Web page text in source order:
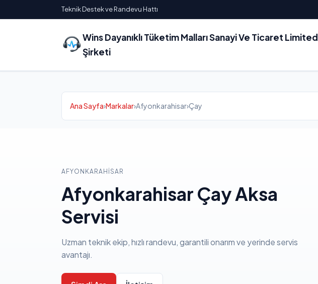
Teknik Destek ve Randevu Hattı
Wins Dayanıklı Tüketim Malları Sanayi Ve Ticaret Limited
Şirketi
Ana Sayfa›Markalar›Afyonkarahisar›Çay
AFYONKARAHISAR
Afyonkarahisar Çay Aksa
Servisi
Uzman teknik ekip, hızlı randevu, garantili onarım ve yerinde servis
avantajı.